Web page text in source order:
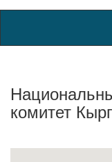
комитет